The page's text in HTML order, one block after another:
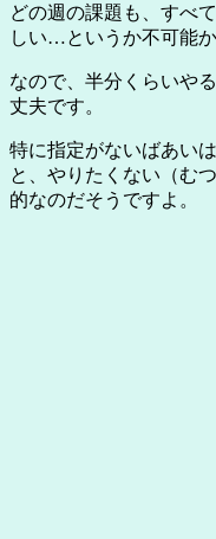
どの週の課題も、すべ
しい…というか不可能か
なので、半分くらいや
丈夫です。
特に指定がないばあい
と、やりたくない（む
的なのだそうですよ。